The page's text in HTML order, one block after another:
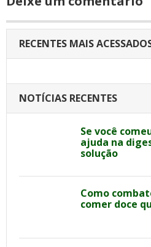
RECENTES MAIS
NOTÍCIAS RECENTES
Se você
ajuda na
solução
Como
comer doce